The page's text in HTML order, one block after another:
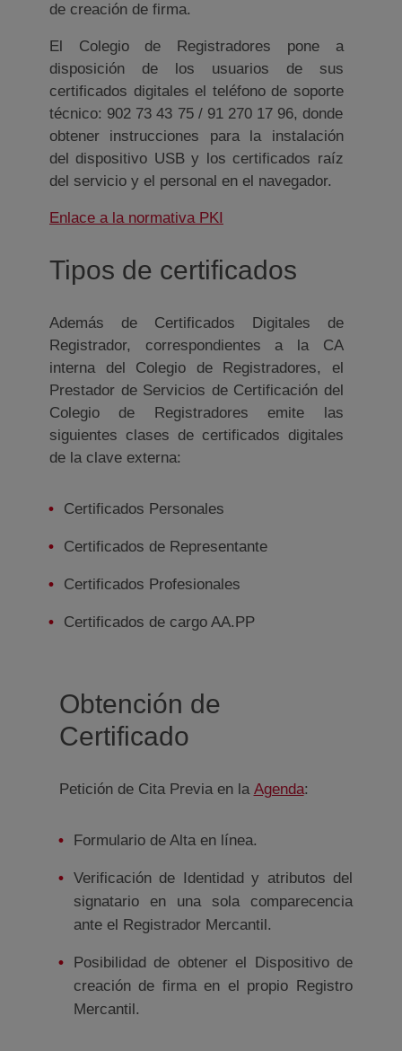
de creación de firma.
El Colegio de Registradores pone a
disposición de los usuarios de sus
certificados digitales el teléfono de soporte
técnico: 902 73 43 75 / 91 270 17 96, donde
obtener instrucciones para la instalación
del dispositivo USB y los certificados raíz
del servicio y el personal en el navegador.
Enlace a la normativa PKI
Tipos de certificados
Además de Certificados Digitales de
Registrador, correspondientes a la CA
interna del Colegio de Registradores, el
Prestador de Servicios de Certificación del
Colegio de Registradores emite las
siguientes clases de certificados digitales
de la clave externa:
Certificados Personales
Certificados de Representante
Certificados Profesionales
Certificados de cargo AA.PP
Obtención de
Certificado
Petición de Cita Previa en la AgendaVentana nueva
:
Formulario de Alta en línea.
Verificación de Identidad y atributos del
signatario en una sola comparecencia
ante el Registrador Mercantil.
Posibilidad de obtener el Dispositivo de
creación de firma en el propio Registro
Mercantil.